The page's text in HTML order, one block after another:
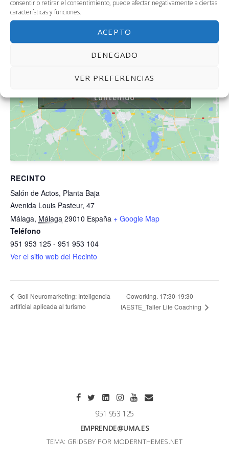
consentir o retirar el consentimiento, puede afectar negativamente a ciertas
características y funciones.
ACEPTO
DENEGADO
VER PREFERENCIAS
RECINTO
Salón de Actos, Planta Baja
Avenida Louis Pasteur, 47
Málaga, Málaga 29010 España + Google Map
Teléfono
951 953 125 - 951 953 104
Ver el sitio web del Recinto
Haz clic para aceptar cookies de
contenido
Goli Neuromarketing: Inteligencia
artificial aplicada al turismo
Coworking. 17:30-19:30
IAESTE_Taller Life Coaching
951 953 125
EMPRENDE@UMA.ES
TEMA: GRIDSBY POR MODERNTHEMES.NET